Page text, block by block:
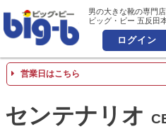
男の大き
男の大きな靴の専門店
ビッグ・ビー 五反田
ログイン
営業日はこちら
センテナリオ